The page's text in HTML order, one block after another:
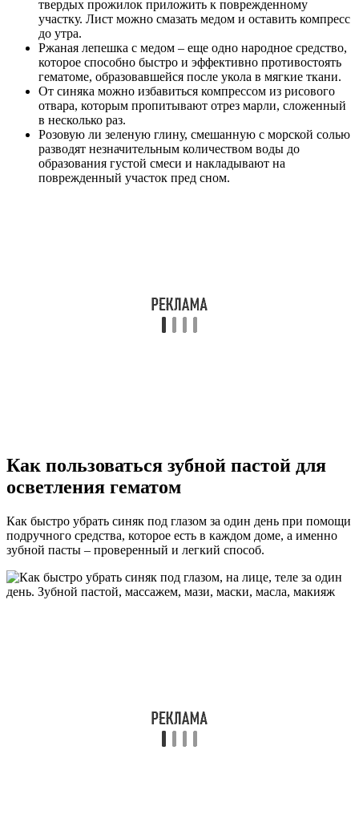
твердых прожилок приложить к поврежденному
участку. Лист можно смазать медом и оставить компресс
до утра.
Ржаная лепешка с медом – еще одно народное средство,
которое способно быстро и эффективно противостоять
гематоме, образовавшейся после укола в мягкие ткани.
От синяка можно избавиться компрессом из рисового
отвара, которым пропитывают отрез марли, сложенный
в несколько раз.
Розовую ли зеленую глину, смешанную с морской солью
разводят незначительным количеством воды до
образования густой смеси и накладывают на
поврежденный участок пред сном.
Как пользоваться зубной пастой для
осветления гематом
Как быстро убрать синяк под глазом за один день при помощи
подручного средства, которое есть в каждом доме, а именно
зубной пасты – проверенный и легкий способ.